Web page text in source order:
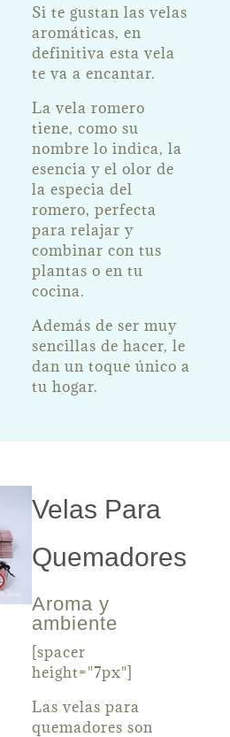
Si te gustan las velas
aromáticas, en
definitiva esta vela
te va a encantar.
La vela romero
tiene, como su
nombre lo indica, la
esencia y el olor de
la especia del
romero, perfecta
para relajar y
combinar con tus
plantas o en tu
cocina.
Además de ser muy
sencillas de hacer, le
dan un toque único a
tu hogar.
Velas Para
Quemadores
Aroma y
ambiente
[spacer
height="7px"]
Las velas para
quemadores son